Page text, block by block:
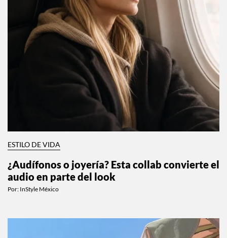
ESTILO DE VIDA
¿Audífonos o joyería? Esta collab convierte el
audio en parte del look
Por: InStyle México